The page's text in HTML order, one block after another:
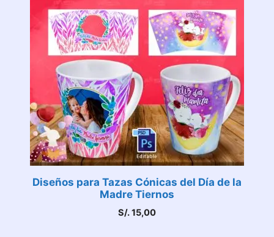
Diseños para Tazas Cónicas del Día de la
Madre Tiernos
S/.15,00